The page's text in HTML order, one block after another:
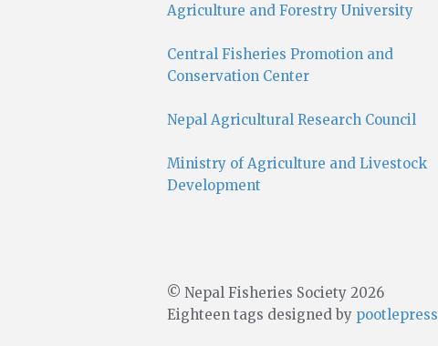
Agriculture and Forestry University
Central Fisheries Promotion and
Conservation Center
Nepal Agricultural Research Council
Ministry of Agriculture and Livestock
Development
© Nepal Fisheries Society 2026
Eighteen tags designed by pootlepress